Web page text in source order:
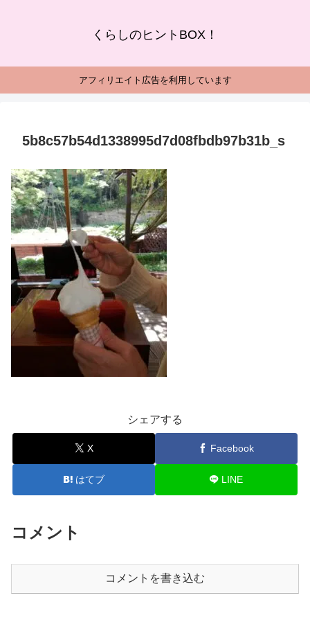
くらしのヒントBOX！
アフィリエイト広告を利用しています
5b8c57b54d1338995d7d08fbdb97b31b_s
シェアする
X Facebook
はてブ LINE
コメント
コメントを書き込む